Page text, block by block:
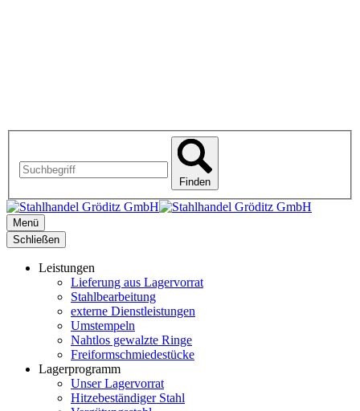
Finden
Menü
Schließen
Leistungen
Lieferung aus Lagervorrat
Stahlbearbeitung
externe Dienstleistungen
Umstempeln
Nahtlos gewalzte Ringe
Freiformschmiedestücke
Lagerprogramm
Unser Lagervorrat
Hitzebeständiger Stahl